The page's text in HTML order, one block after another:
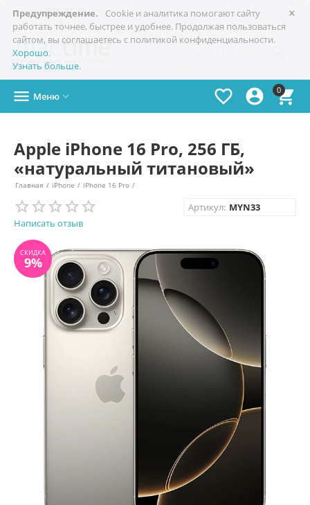
×
Предупреждение.
Cookie и аналитика помогают сайту
работать точнее, быстрее и удобнее. Продолжая пользоваться
сайтом, вы соглашаетесь с политикой конфиденциальности.
Хорошо.
Узнать больше.
Симферополь
+7(978)773-77-77 
0



 Меню 
Apple iPhone 16 Pro, 256 ГБ,
«натуральный титановый»
Главная / iPhone / iPhone 16 Pro /
Написать отзыв
Артикул: MYN33
СКИДКА
9%